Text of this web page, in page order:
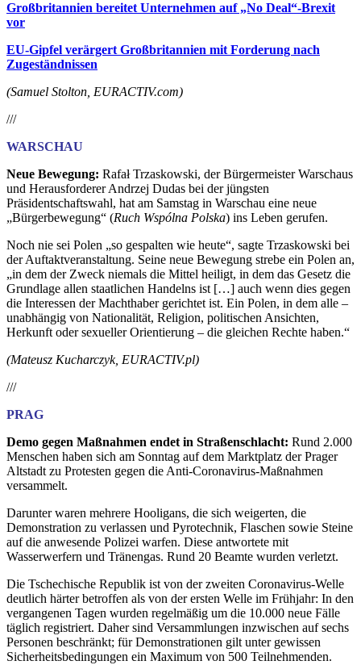
Großbritannien bereitet Unternehmen auf „No Deal“-Brexit
vor
EU-Gipfel verärgert Großbritannien mit Forderung nach
Zugeständnissen
(Samuel Stolton, EURACTIV.com)
///
WARSCHAU
Neue Bewegung: Rafał Trzaskowski, der Bürgermeister Warschaus
und Herausforderer Andrzej Dudas bei der jüngsten
Präsidentschaftswahl, hat am Samstag in Warschau eine neue
„Bürgerbewegung“ (Ruch Wspólna Polska) ins Leben gerufen.
Noch nie sei Polen „so gespalten wie heute“, sagte Trzaskowski bei
der Auftaktveranstaltung. Seine neue Bewegung strebe ein Polen an,
„in dem der Zweck niemals die Mittel heiligt, in dem das Gesetz die
Grundlage allen staatlichen Handelns ist […] auch wenn dies gegen
die Interessen der Machthaber gerichtet ist. Ein Polen, in dem alle –
unabhängig von Nationalität, Religion, politischen Ansichten,
Herkunft oder sexueller Orientierung – die gleichen Rechte haben.“
(Mateusz Kucharczyk, EURACTIV.pl)
///
PRAG
Demo gegen Maßnahmen endet in Straßenschlacht: Rund 2.000
Menschen haben sich am Sonntag auf dem Marktplatz der Prager
Altstadt zu Protesten gegen die Anti-Coronavirus-Maßnahmen
versammelt.
Darunter waren mehrere Hooligans, die sich weigerten, die
Demonstration zu verlassen und Pyrotechnik, Flaschen sowie Steine
auf die anwesende Polizei warfen. Diese antwortete mit
Wasserwerfern und Tränengas. Rund 20 Beamte wurden verletzt.
Die Tschechische Republik ist von der zweiten Coronavirus-Welle
deutlich härter betroffen als von der ersten Welle im Frühjahr: In den
vergangenen Tagen wurden regelmäßig um die 10.000 neue Fälle
täglich registriert. Daher sind Versammlungen inzwischen auf sechs
Personen beschränkt; für Demonstrationen gilt unter gewissen
Sicherheitsbedingungen ein Maximum von 500 Teilnehmenden.